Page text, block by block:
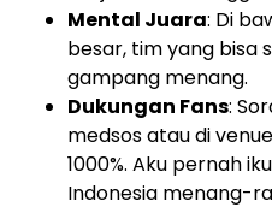
Mental Juara: Di
besar, tim yang bisa
gampang menang.
Dukungan Fans:
medsos atau di
1000%. Aku pernah
Indonesia menang-